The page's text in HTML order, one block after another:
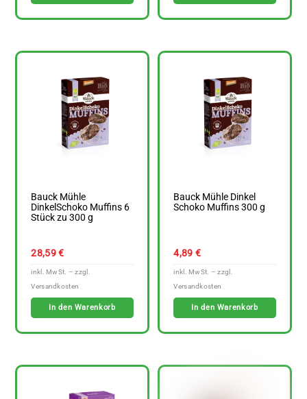
Bauck Mühle
DinkelSchoko Muffins 6
Stück zu 300 g
28,59€
In den Warenkorb
Bauck Mühle Dinkel
Schoko Muffins 300 g
4,89 €
In den Warenkorb